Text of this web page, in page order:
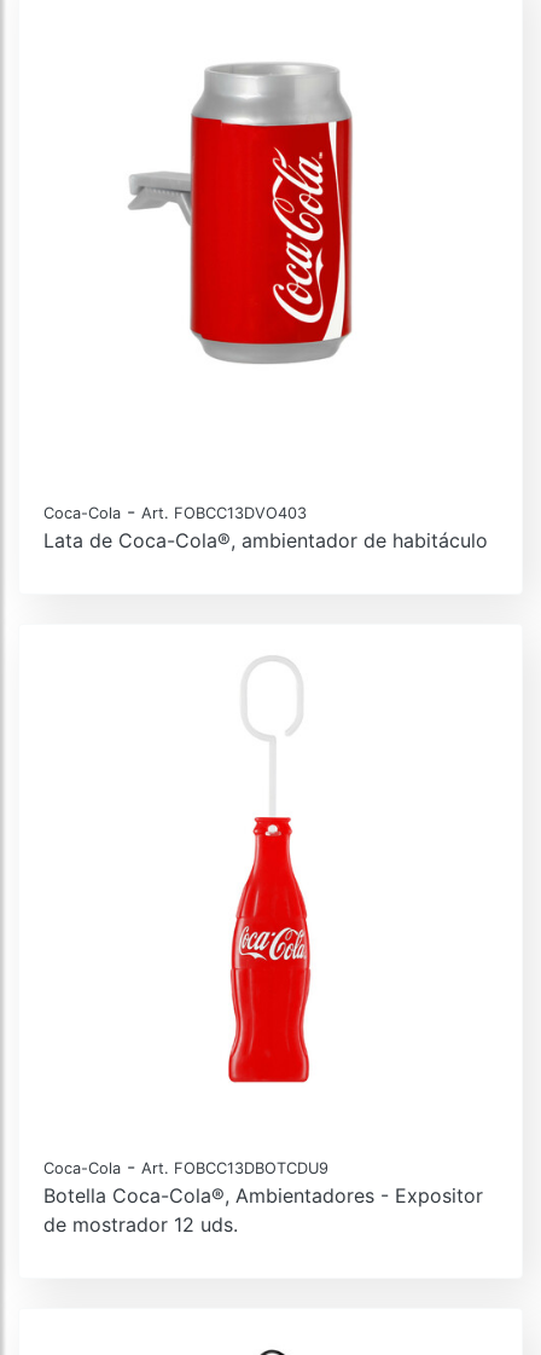
Coca-Cola - Art. FOBCC13DVO403
Lata de Coca-Cola®, ambientador de habitáculo
Coca-Cola - Art. FOBCC13DBOTCDU9
Botella Coca-Cola®, Ambientadores - Expositor
de mostrador 12 uds.